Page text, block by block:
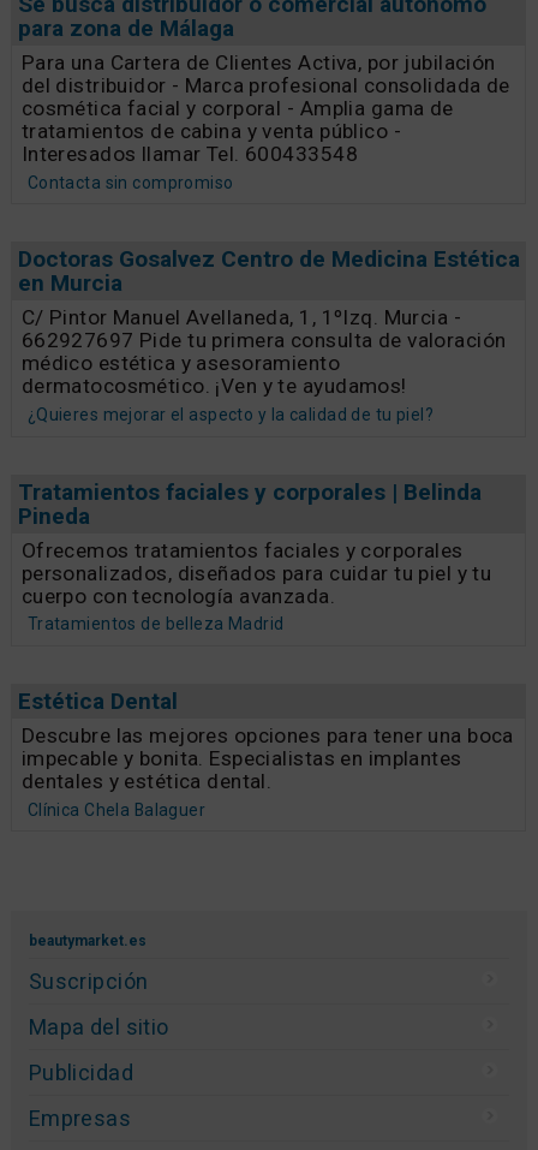
para zona de Málaga
Para una Cartera de Clientes Activa, por jubilación
del distribuidor - Marca profesional consolidada de
cosmética facial y corporal - Amplia gama de
tratamientos de cabina y venta público -
Interesados llamar Tel. 600433548
Contacta sin compromiso
Doctoras Gosalvez Centro de Medicina Estética
en Murcia
C/ Pintor Manuel Avellaneda, 1, 1ºIzq. Murcia -
662927697 Pide tu primera consulta de valoración
médico estética y asesoramiento
dermatocosmético. ¡Ven y te ayudamos!
¿Quieres mejorar el aspecto y la calidad de tu piel?
Tratamientos faciales y corporales | Belinda
Pineda
Ofrecemos tratamientos faciales y corporales
personalizados, diseñados para cuidar tu piel y tu
cuerpo con tecnología avanzada.
Tratamientos de belleza Madrid
Estética Dental
Descubre las mejores opciones para tener una boca
impecable y bonita. Especialistas en implantes
dentales y estética dental.
Clínica Chela Balaguer
beautymarket.es
Suscripción
Mapa del sitio
Publicidad
Empresas